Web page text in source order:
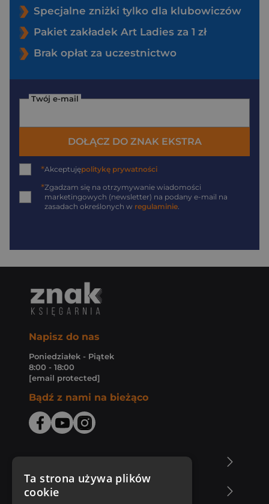
Specjalne zniżki tylko dla klubowiczów
Pakiet zakładek Art Ladies za 1 zł
Brak opłat za uczestnictwo
Twój e-mail
DOŁĄCZ DO ZNAK EKSTRA
*Akceptujępolitykę prywatności
*Zgadzam się na otrzymywanie wiadomości
marketingowych (newsletter) na podany e-mail na
zasadach określonych w regulaminie
Napisz do nas
Poniedziałek - Piątek
8:00 - 18:00
[email protected]
Bądź z nami na bieżąco
Zakupy u nas
Ta strona używa plików
cookie